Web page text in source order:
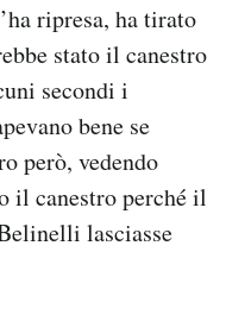
ripresa, ha tirato
stato il canestro
secondi i
bene se
però, vedendo
il canestro perché il
lasciasse